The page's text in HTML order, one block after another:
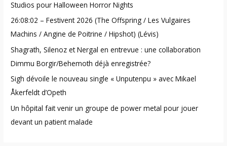
o
r
:
Studios pour Halloween Horror Nights
26:08:02 – Festivent 2026 (The Offspring / Les Vulgaires
Machins / Angine de Poitrine / Hipshot) (Lévis)
Shagrath, Silenoz et Nergal en entrevue : une collaboration
Dimmu Borgir/Behemoth déjà enregistrée?
Sigh dévoile le nouveau single « Unputenpu » avec Mikael
Åkerfeldt d’Opeth
Un hôpital fait venir un groupe de power metal pour jouer
devant un patient malade